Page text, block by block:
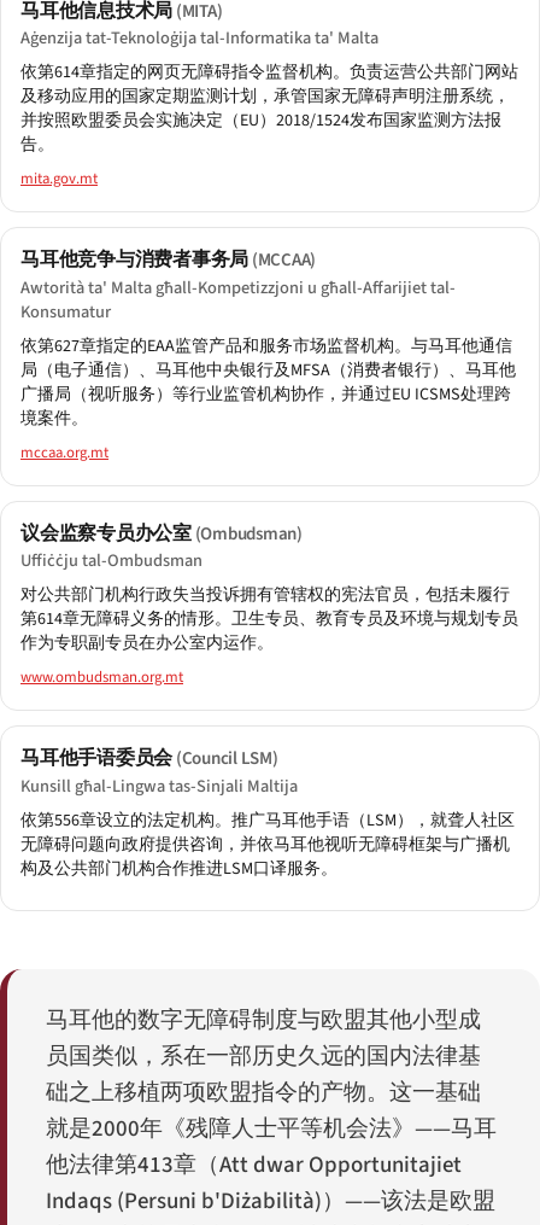
马耳他信息技术局(MITA)
Aġenzija tat-Teknoloġija tal-Informatika ta' Malta
依第614章指定的网页无障碍指令监督机构。负责运营公共部门网站
及移动应用的国家定期监测计划，承管国家无障碍声明注册系统，
并按照欧盟委员会实施决定（EU）2018/1524发布国家监测方法报
告。
mita.gov.mt
马耳他竞争与消费者事务局(MCCAA)
Awtorità ta' Malta għall-Kompetizzjoni u għall-Affarijiet tal-
Konsumatur
依第627章指定的EAA监管产品和服务市场监督机构。与马耳他通信
局（电子通信）、马耳他中央银行及MFSA（消费者银行）、马耳他
广播局（视听服务）等行业监管机构协作，并通过EU ICSMS处理跨
境案件。
mccaa.org.mt
议会监察专员办公室(Ombudsman)
Uffiċċju tal-Ombudsman
对公共部门机构行政失当投诉拥有管辖权的宪法官员，包括未履行
第614章无障碍义务的情形。卫生专员、教育专员及环境与规划专员
作为专职副专员在办公室内运作。
www.ombudsman.org.mt
马耳他手语委员会(Council LSM)
Kunsill għal-Lingwa tas-Sinjali Maltija
依第556章设立的法定机构。推广马耳他手语（LSM），就聋人社区
无障碍问题向政府提供咨询，并依马耳他视听无障碍框架与广播机
构及公共部门机构合作推进LSM口译服务。
马耳他的数字无障碍制度与欧盟其他小型成
员国类似，系在一部历史久远的国内法律基
础之上移植两项欧盟指令的产物。这一基础
就是2000年《残障人士平等机会法》——马耳
他法律第413章（Att dwar Opportunitajiet
Indaqs (Persuni b'Diżabilità)）——该法是欧盟